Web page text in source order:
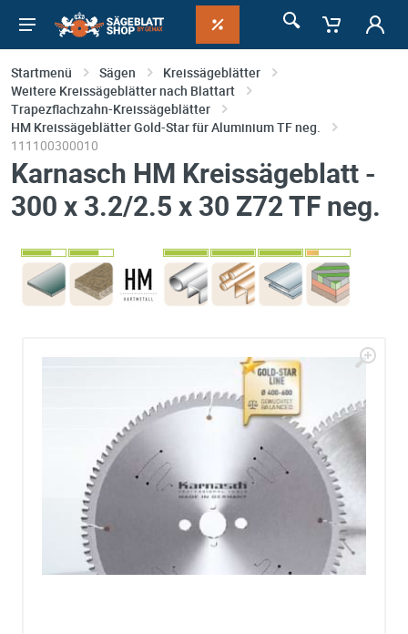
Startmenü Sägen
Kreissägeblätter
Weitere Kreissägeblätter nach Blattart
Trapezflachzahn-Kreissägeblätter
HM Kreissägeblätter Gold-Star für Aluminium TF neg.
111100300010
Karnasch HM Kreissägeblatt -
300 x 3.2/2.5 x 30 Z72 TF neg.